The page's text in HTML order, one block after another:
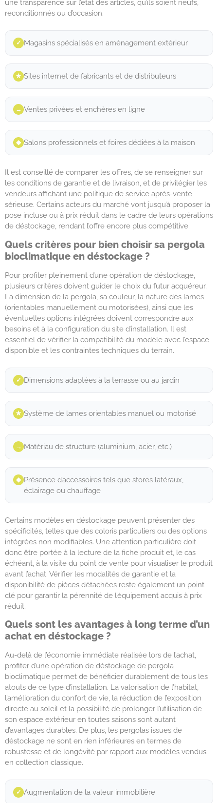
une transparence sur l’état des articles, qu’ils soient neufs,
reconditionnés ou d’occasion.
✓︎ Magasins spécialisés en aménagement extérieur
★︎ Sites internet de fabricants et de distributeurs
→︎ Ventes privées et enchères en ligne
◆︎ Salons professionnels et foires dédiées à la maison
Il est conseillé de comparer les offres, de se renseigner sur
les conditions de garantie et de livraison, et de privilégier les
vendeurs affichant une politique de service après-vente
sérieuse. Certains acteurs du marché vont jusqu’à proposer la
pose incluse ou à prix réduit dans le cadre de leurs opérations
de déstockage, rendant l’offre encore plus compétitive.
Quels critères pour bien choisir sa pergola
bioclimatique en déstockage ?
Pour profiter pleinement d’une opération de déstockage,
plusieurs critères doivent guider le choix du futur acquéreur.
La dimension de la pergola, sa couleur, la nature des lames
(orientables manuellement ou motorisées), ainsi que les
éventuelles options intégrées doivent correspondre aux
besoins et à la configuration du site d’installation. Il est
essentiel de vérifier la compatibilité du modèle avec l’espace
disponible et les contraintes techniques du terrain.
✓︎ Dimensions adaptées à la terrasse ou au jardin
★︎ Système de lames orientables manuel ou motorisé
→︎ Matériau de structure (aluminium, acier, etc.)
◆︎ Présence d’accessoires tels que stores latéraux,
éclairage ou chauffage
Certains modèles en déstockage peuvent présenter des
spécificités, telles que des coloris particuliers ou des options
intégrées non modifiables. Une attention particulière doit
donc être portée à la lecture de la fiche produit et, le cas
échéant, à la visite du point de vente pour visualiser le produit
avant l’achat. Vérifier les modalités de garantie et la
disponibilité de pièces détachées reste également un point
clé pour garantir la pérennité de l’équipement acquis à prix
réduit.
Quels sont les avantages à long terme d’un
achat en déstockage ?
Au-delà de l’économie immédiate réalisée lors de l’achat,
profiter d’une opération de déstockage de pergola
bioclimatique permet de bénéficier durablement de tous les
atouts de ce type d’installation. La valorisation de l’habitat,
l’amélioration du confort de vie, la réduction de l’exposition
directe au soleil et la possibilité de prolonger l’utilisation de
son espace extérieur en toutes saisons sont autant
d’avantages durables. De plus, les pergolas issues de
déstockage ne sont en rien inférieures en termes de
robustesse et de longévité par rapport aux modèles vendus
en collection classique.
✓︎ Augmentation de la valeur immobilière